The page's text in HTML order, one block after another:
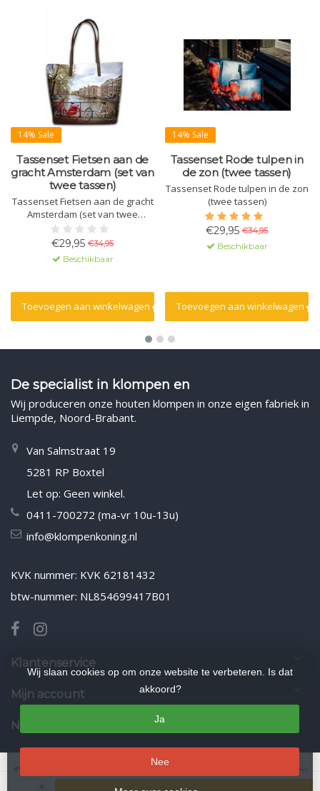
14% Sale
Tassenset Fietsen aan de
gracht Amsterdam (set van
twee tassen)
Tassenset Fietsen aan de gracht
Amsterdam (set van twee
tassen)
€29,95 €34,95
Beschikbaar
Toevoegen aan winkelwagen
14% Sale
Tassenset Rode tulpen in
de zon (twee tassen)
Tassenset Rode tulpen in de zon
(twee tassen)
€29,95 €34,95
Beschikbaar
Toevoegen aan winkelwagen
De specialist in klompen en
Wij produceren onze houten klompen in onze eigen fabriek in
Liempde, Noord-Brabant.
Van Salmstraat 19
5281 RP Boxtel
Let op: Geen winkel.
0411-700272 (ma-vr 10u-13u)
info@klompenkoning.nl
KVK nummer: KVK 62181432
btw-nummer: NL854699417B01
Klantenservice
Mijn account
Nieuwsbrief
Wij slaan cookies op om onze website te verbeteren. Is dat
akkoord?
Ja
Nee
© Copyright 2026 Klompenkoning.nl
- Powered by
Lightspeed